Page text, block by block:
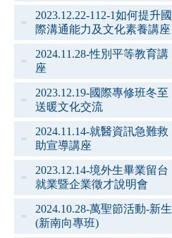
2023.12.22-112-1如何提升國
際溝通能力及文化素養講座
2024.11.28-性別平等教育講
座
2023.12.19-國際專修班冬至
送暖文化交流
2024.11.14-就醫資訊急難救
助宣導講座
2023.12.14-境外生畢業留台
就業暨企業徵才說明會
2024.10.28-萬聖節活動-新生
(新南向專班)